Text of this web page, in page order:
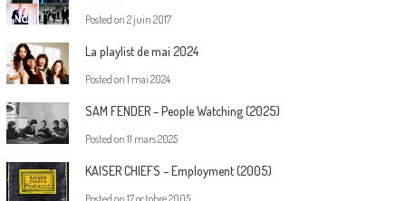
Posted on 2 juin 2017
La playlist de mai 2024
Posted on 1 mai 2024
SAM FENDER – People Watching (2025)
Posted on 11 mars 2025
KAISER CHIEFS – Employment (2005)